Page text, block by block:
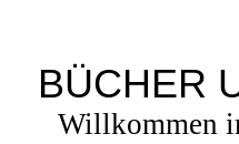
BÜCHER
Willkommen